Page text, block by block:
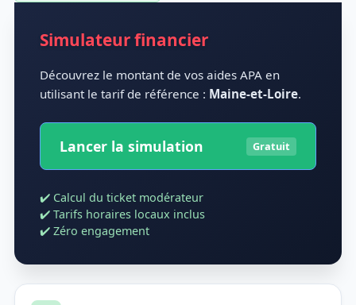
Simulateur financier
Découvrez le montant de vos aides APA en
utilisant le tarif de référence : Maine-et-Loire.
Lancer la simulation Gratuit
✔️ Calcul du ticket modérateur
✔️ Tarifs horaires locaux inclus
✔️ Zéro engagement